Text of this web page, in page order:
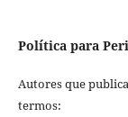
Política para
Autores que
termos: